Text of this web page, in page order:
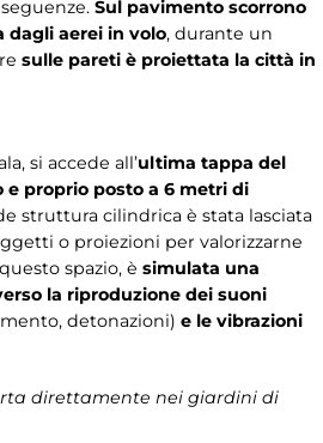
Sul pavimento scorrono
dagli aerei in volo, durante un
sulle pareti è proiettata la città in
si accede all’ultima tappa del
e proprio posto a 6 metri di
struttura cilindrica è stata lasciata
o proiezioni per valorizzarne
spazio, è simulata una
la riproduzione dei suoni
detonazioni) e le vibrazioni
direttamente nei giardini di